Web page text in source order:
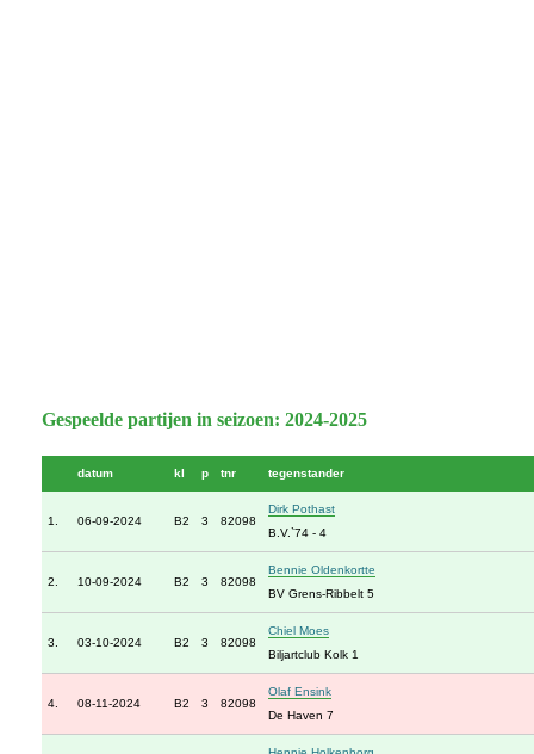
Gespeelde partijen in seizoen: 2024-2025
datum kl p tnr tegenstander
1. 06-09-2024 B2 3 82098
Dirk Pothast
B.V.`74 - 4
2. 10-09-2024 B2 3 82098
Bennie Oldenkortte
BV Grens-Ribbelt 5
3. 03-10-2024 B2 3 82098
Chiel Moes
Biljartclub Kolk 1
4. 08-11-2024 B2 3 82098
Olaf Ensink
De Haven 7